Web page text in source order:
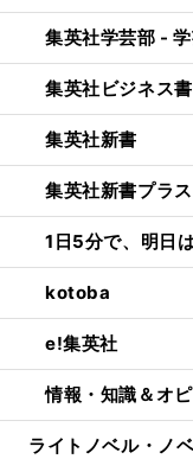
集英社学芸部 -
集英社ビジネス書
集英社新書
集英社新書プラ
1日5分で、明日
kotoba
e!集英社
情報・知識＆オ
ライトノベル・ノ